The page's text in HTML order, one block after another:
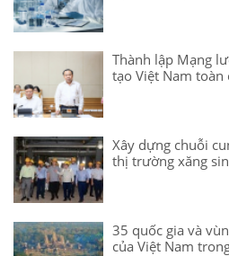
Thành lập Mạng
tạo Việt Nam toàn
Xây dựng chuỗi
thị trường xăng
35 quốc gia và
của Việt Nam